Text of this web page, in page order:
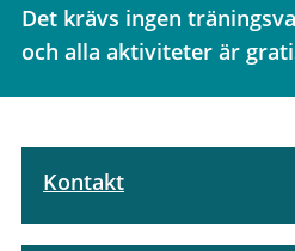
Det krävs ingen
och alla aktiviteter är
Kontakt